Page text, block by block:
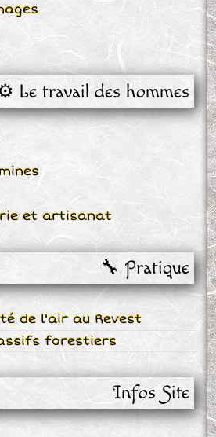
Le travail des hommes
et artisanat
🔧 Pratique
de l'air au Revest
forestiers
Infos Site